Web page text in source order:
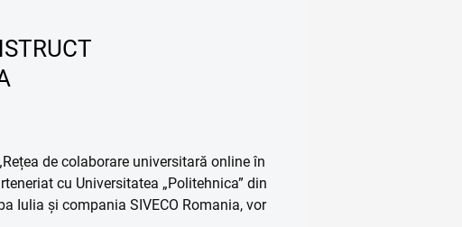
de colaborare universitară online în
cu Universitatea „Politehnica” din
Iulia și compania SIVECO Romania, vor